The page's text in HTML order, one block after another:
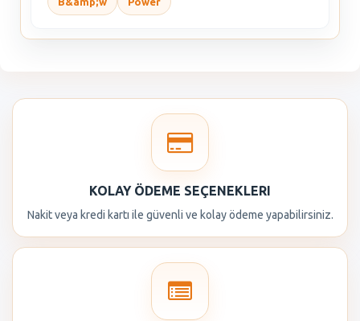
KOLAY ÖDEME SEÇENEKLERI
Nakit veya kredi kartı ile güvenli ve kolay ödeme yapabilirsiniz.